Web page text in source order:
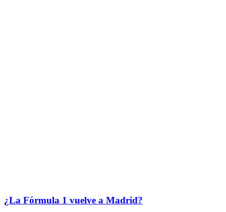
¿La Fórmula 1 vuelve a Madrid?